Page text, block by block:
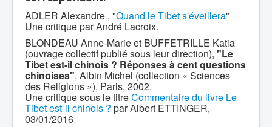
ADLER Alexandre , "Quand le Tibet s'éveillera"
Une critique par André Lacroix.
BLONDEAU Anne-Marie et BUFFETRILLE Katia
(ouvrage collectif publié sous leur direction), "Le
Tibet est-il chinois ? Réponses à cent questions
chinoises", Albin Michel (collection « Sciences
des Religions »), Paris, 2002.
Une critique sous le titreCommentaire du livre Le
Tibet est-il chinois ? par Albert ETTINGER,
03/01/2016